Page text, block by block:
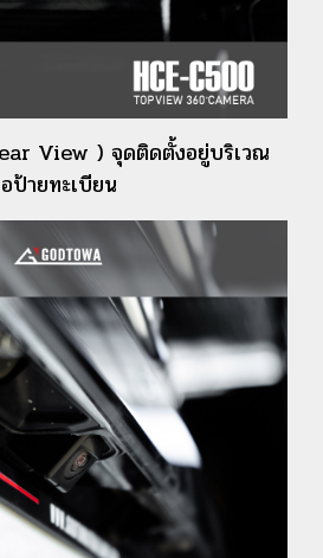
View ) จุดติดตั้งอยู่บริเวณ
ป้ายทะเบียน